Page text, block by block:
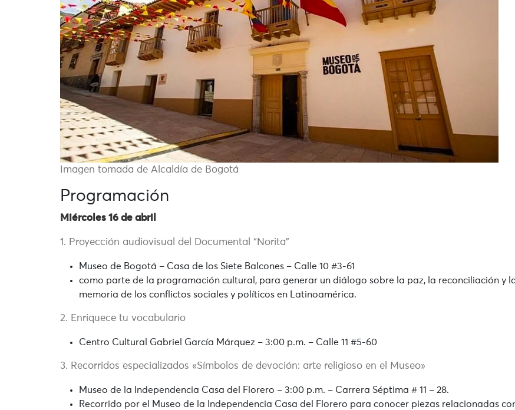
Imagen tomada de Alcaldía de Bogotá
Programación
Miércoles 16 de abril
1. Proyección audiovisual del Documental “Norita”
Museo de Bogotá – Casa de los Siete Balcones – Calle 10 #3-61
como parte de la programación cultural, para generar un diálogo sobre la paz, la reconciliación y
memoria de los conflictos sociales y políticos en Latinoamérica.
2. Enriquece tu vocabulario
Centro Cultural Gabriel García Márquez – 3:00 p.m. – Calle 11 #5-60
3. Recorridos especializados «Símbolos de devoción: arte religioso en el Museo»
Museo de la Independencia Casa del Florero – 3:00 p.m. – Carrera Séptima # 11 – 28.
Recorrido por el Museo de la Independencia Casa del Florero para conocer piezas relacionadas